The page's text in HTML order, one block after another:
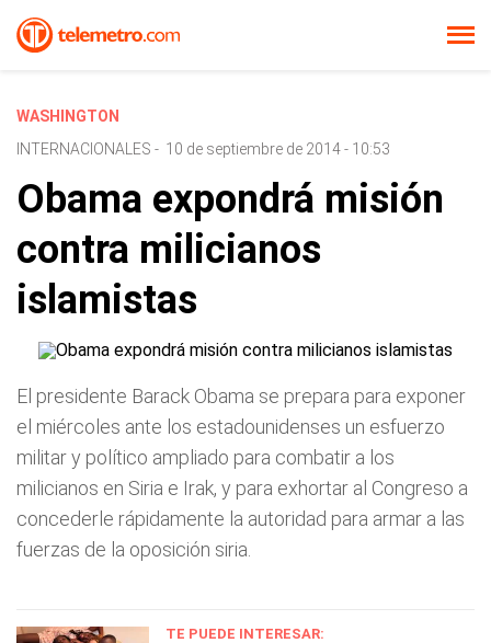
WASHINGTON
INTERNACIONALES - 10 de septiembre de 2014 - 10:53
Obama expondrá misión
contra milicianos
islamistas
El presidente Barack Obama se prepara para exponer
el miércoles ante los estadounidenses un esfuerzo
militar y político ampliado para combatir a los
milicianos en Siria e Irak, y para exhortar al Congreso a
concederle rápidamente la autoridad para armar a las
fuerzas de la oposición siria.
TE PUEDE INTERESAR: